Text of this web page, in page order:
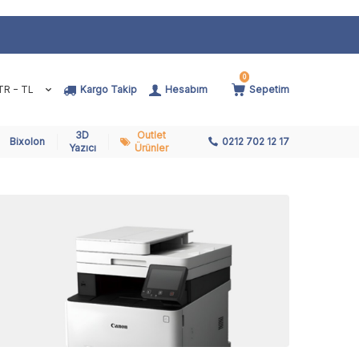
− TL Kargo Takip Hesabım
0
Sepetim
Bixolon
3D
Yazıcı
Outlet
Ürünler
0212 702 12 17